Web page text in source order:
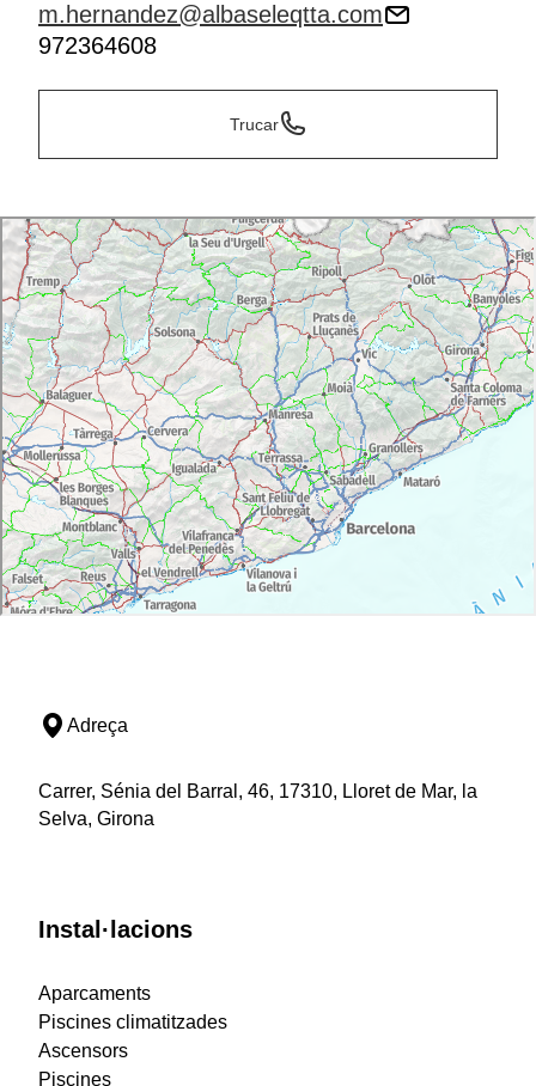
m.hernandez@albaseleqtta.com
972364608
Trucar
Adreça
Carrer, Sénia del Barral, 46, 17310, Lloret de Mar, la
Selva, Girona
Instal·lacions
Aparcaments
Piscines climatitzades
Ascensors
Piscines